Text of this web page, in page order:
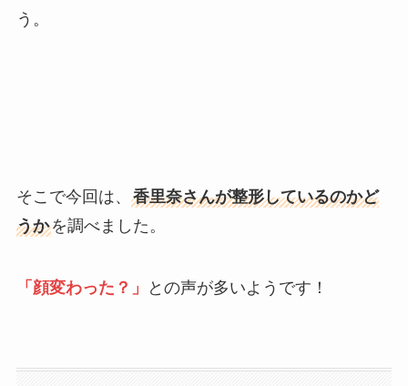
う。
そこで今回は、 香里奈さんが整形しているのかど
うかを調べました。
「顔変わった？」 との声が多いようです！